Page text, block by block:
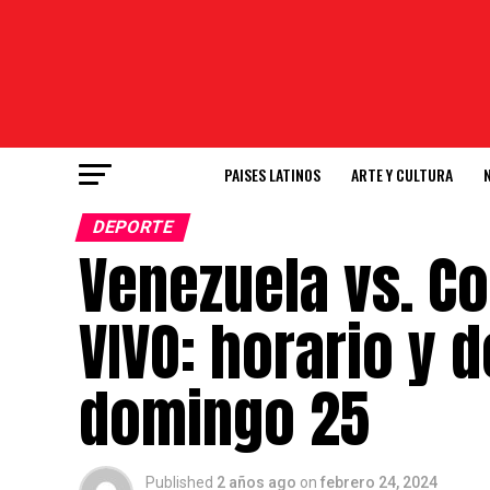
PAISES LATINOS ARTE Y CULTURA
DEPORTE
Venezuela vs.
VIVO: horario y
domingo 25
Published 2 años ago on febrero 24, 2024